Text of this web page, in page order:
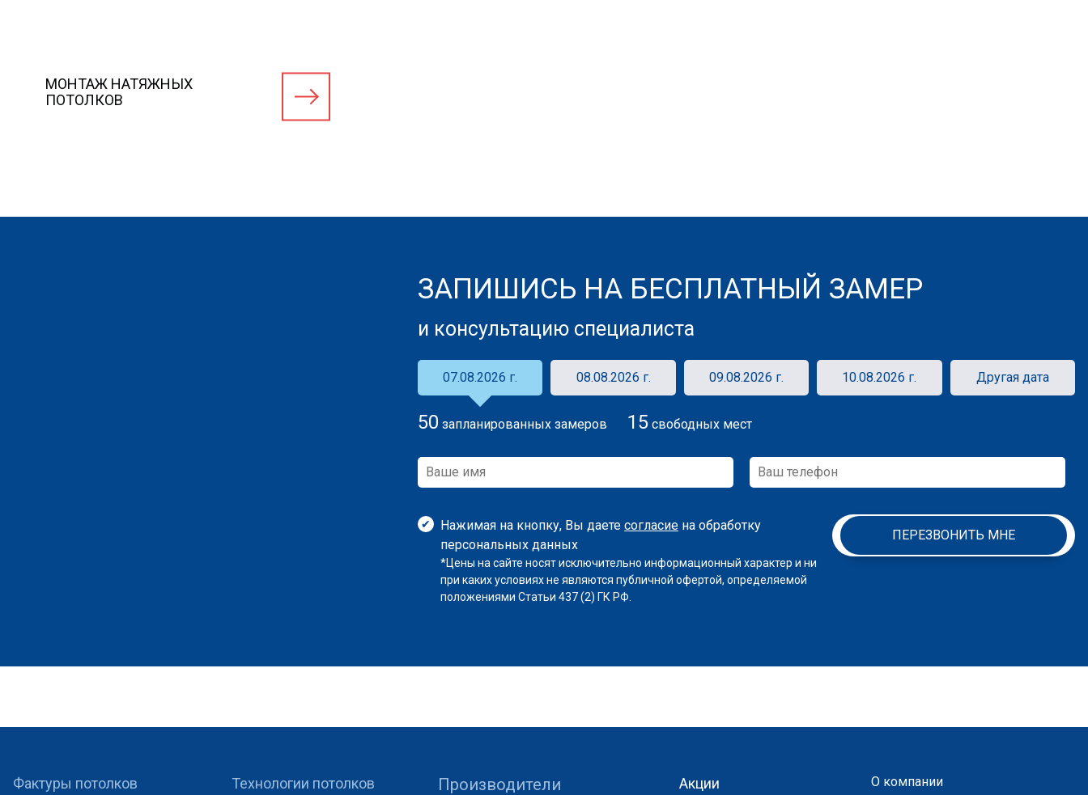
МОНТАЖ НАТЯЖНЫХ
ПОТОЛКОВ
ЗАПИШИСЬ НА БЕСПЛАТНЫЙ ЗАМЕР
и консультацию специалиста
07.08.2026 г. 08.08.2026 г. 09.08.2026 г. 10.08.2026 г. Другая дата
50 запланированных замеров 15 свободных мест
Нажимая на кнопку, Вы даете согласие на обработку
персональных данных
*Цены на сайте носят исключительно информационный характер и ни
при каких условиях не являются публичной офертой, определяемой
положениями Статьи 437 (2) ГК РФ.
ПЕРЕЗВОНИТЬ МНЕ
Фактуры потолков Технологии потолков Производители
Акции
О компании